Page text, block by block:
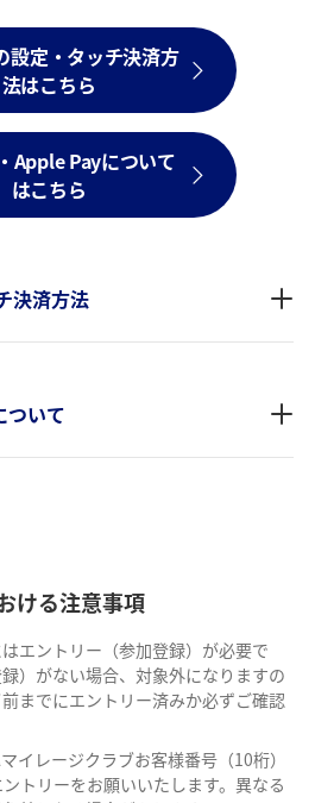
設定・タッチ決済方
法はこちら
Apple Payについて
はこちら
決済方法
ついて
ける注意事項
エントリー（参加登録）が必要で
）がない場合、対象外になりますの
までにエントリー済みか必ずご確認
イレージクラブお客様番号（10桁）
トリーをお願いいたします。異なる